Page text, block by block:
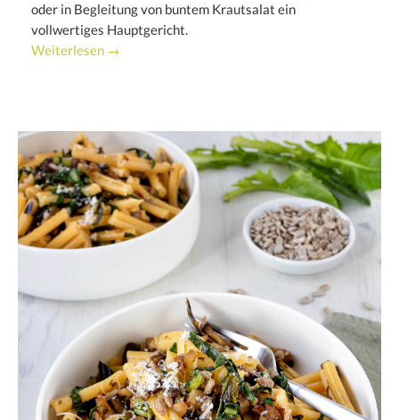
oder in Begleitung von buntem Krautsalat ein
vollwertiges Hauptgericht.
Weiterlesen →